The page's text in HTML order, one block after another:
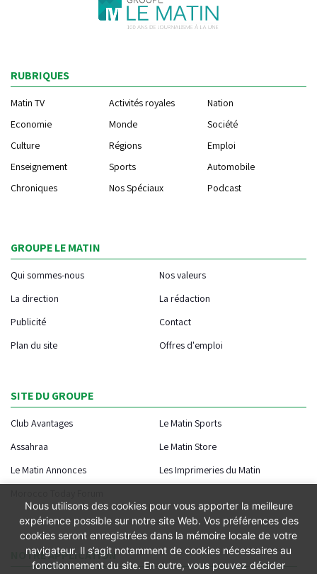
RUBRIQUES
Matin TV Activités royales
Nation
Economie
Monde
Société
Culture
Régions
Emploi
Enseignement
Sports
Automobile
Chroniques
Nos Spéciaux Podcast
GROUPE LE MATIN
Qui sommes-nous
Nos valeurs
La direction
La rédaction
Publicité
Contact
Plan du site
Offres d'emploi
SITE DU GROUPE
Club Avantages
Le Matin Sports
Assahraa
Le Matin Store
Le Matin Annonces
Les Imprimeries du Matin
NOTRE APPLICATION
Nous utilisons des cookies pour vous apporter la meilleure
expérience possible sur notre site Web. Vos préférences des
cookies seront enregistrées dans la mémoire locale de votre
navigateur. Il s’agit notamment de cookies nécessaires au
fonctionnement du site. En outre, vous pouvez décider